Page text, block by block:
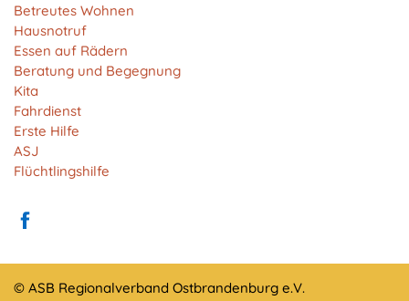
Betreutes Wohnen
Hausnotruf
Essen auf Rädern
Beratung und Begegnung
Kita
Fahrdienst
Erste Hilfe
ASJ
Flüchtlingshilfe
© ASB Regionalverband Ostbrandenburg e.V.
Website nutzt.
Cookie Laufzeit:
13 Monate
EXTERNE MEDIEN
Um Inhalte von Videoplattformen und Social Media